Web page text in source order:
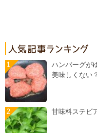
ハンバーグが
美味しくない
甘味料ステビ